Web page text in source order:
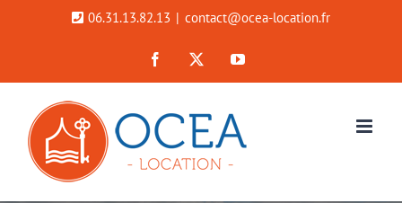
06.31.13.82.13 | contact@ocea-location.fr
Facebook YouTube